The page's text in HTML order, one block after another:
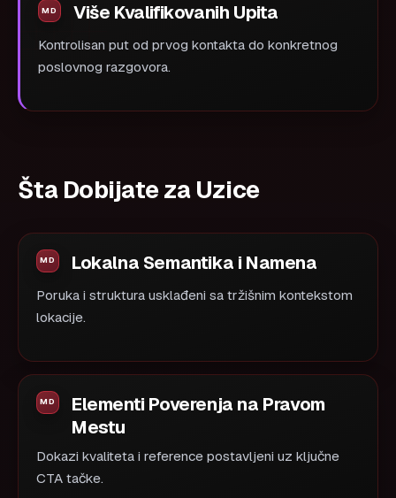
Više Kvalifikovanih Upita
Kontrolisan put od prvog kontakta do konkretnog
poslovnog razgovora.
Šta Dobijate za Uzice
Lokalna Semantika i Namena
Poruka i struktura usklađeni sa tržišnim kontekstom
lokacije.
Elementi Poverenja na Pravom
Mestu
Dokazi kvaliteta i reference postavljeni uz ključne
CTA tačke.